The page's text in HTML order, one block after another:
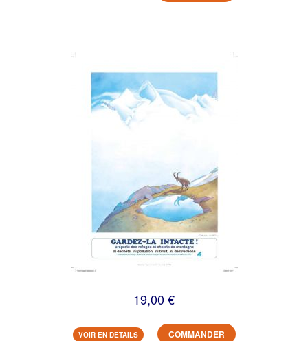
19,00 €
VOIR EN DETAILS COMMANDER